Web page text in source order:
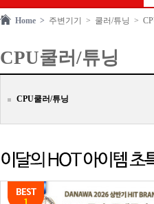
Home > 주변기기 > 쿨러/튜닝 >
CPU쿨러/튜닝
CPU쿨러/튜닝